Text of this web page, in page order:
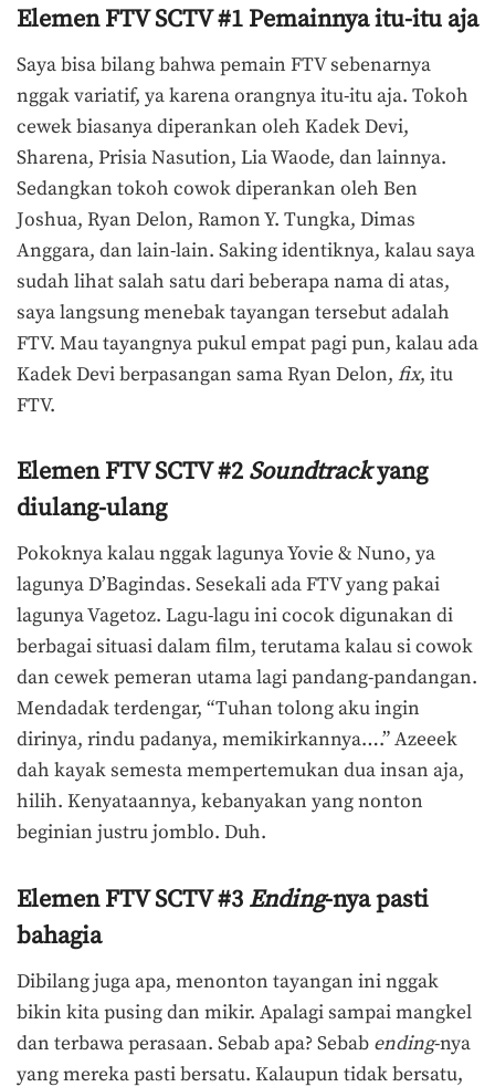
Elemen FTV SCTV #1 Pemainnya itu-itu aja
Saya bisa bilang bahwa pemain FTV sebenarnya
nggak variatif, ya karena orangnya itu-itu aja. Tokoh
cewek biasanya diperankan oleh Kadek Devi,
Sharena, Prisia Nasution, Lia Waode, dan lainnya.
Sedangkan tokoh cowok diperankan oleh Ben
Joshua, Ryan Delon, Ramon Y. Tungka, Dimas
Anggara, dan lain-lain. Saking identiknya, kalau saya
sudah lihat salah satu dari beberapa nama di atas,
saya langsung menebak tayangan tersebut adalah
FTV. Mau tayangnya pukul empat pagi pun, kalau ada
Kadek Devi berpasangan sama Ryan Delon, fix, itu
FTV.
Elemen FTV SCTV #2 Soundtrackyang
diulang-ulang
Pokoknya kalau nggak lagunya Yovie & Nuno, ya
lagunya D’Bagindas. Sesekali ada FTV yang pakai
lagunya Vagetoz. Lagu-lagu ini cocok digunakan di
berbagai situasi dalam film, terutama kalau si cowok
dan cewek pemeran utama lagi pandang-pandangan.
Mendadak terdengar, “Tuhan tolong aku ingin
dirinya, rindu padanya, memikirkannya….” Azeeek
dah kayak semesta mempertemukan dua insan aja,
hilih. Kenyataannya, kebanyakan yang nonton
beginian justru jomblo. Duh.
Elemen FTV SCTV #3 Ending-nya pasti
bahagia
Dibilang juga apa, menonton tayangan ini nggak
bikin kita pusing dan mikir. Apalagi sampai mangkel
dan terbawa perasaan. Sebab apa? Sebab ending-nya
yang mereka pasti bersatu. Kalaupun tidak bersatu,